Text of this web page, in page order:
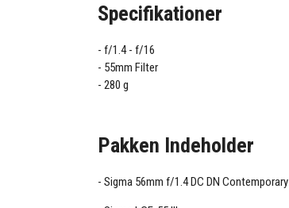
Specifikationer
f/1.4 - f/16
55mm Filter
280 g
Pakken Indeholder
Sigma 56mm f/1.4 DC DN Contemporary